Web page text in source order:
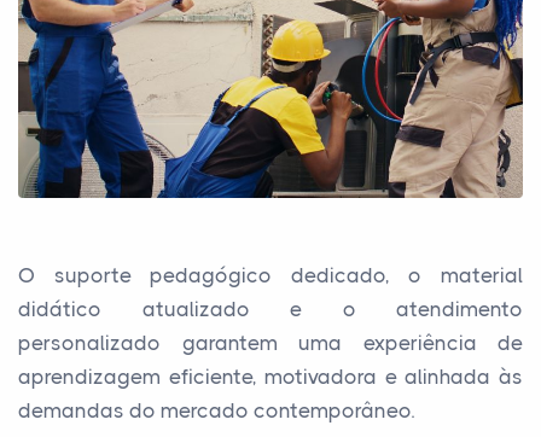
O suporte pedagógico dedicado, o material
didático atualizado e o atendimento
personalizado garantem uma experiência de
aprendizagem eficiente, motivadora e alinhada às
demandas do mercado contemporâneo.